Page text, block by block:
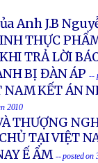
Anh J.B
THỰC
TRẢ LỜI
BỊ ĐÀN ÁP --
NAM KẾT ÁN
2010
THƯỢNG
TẠI VIỆT
Ế ẨM -- posted on